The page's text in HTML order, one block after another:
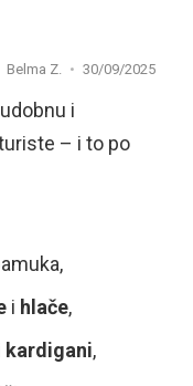
Belma Z. 30/09/2025
i
– i to po
i hlače,
kardigani,